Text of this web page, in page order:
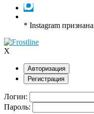
* Instagram
X
Авторизация
Регистрация
Логин:
Пароль: